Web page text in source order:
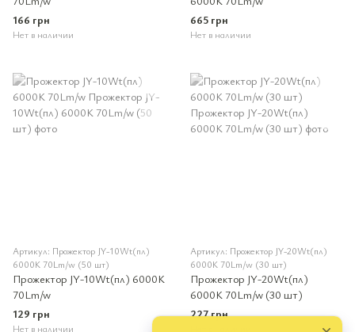
166 грн
Нет в наличии
665 грн
Нет в наличии
Артикул: Прожектор JY-10Wt(пл)
6000K 70Lm/w (50 шт)
Прожектор JY-10Wt(пл) 6000K
70Lm/w
129 грн
Нет в наличии
Артикул: Прожектор JY-20Wt(пл)
6000K 70Lm/w (30 шт)
Прожектор JY-20Wt(пл)
6000K 70Lm/w (30 шт)
227 грн